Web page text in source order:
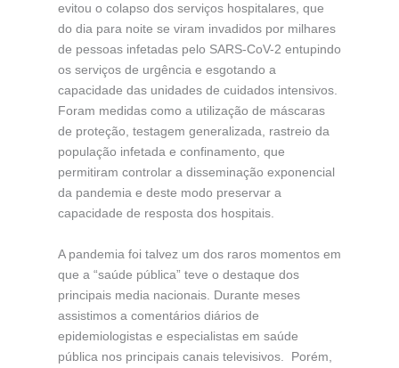
evitou o colapso dos serviços hospitalares, que
do dia para noite se viram invadidos por milhares
de pessoas infetadas pelo SARS-CoV-2 entupindo
os serviços de urgência e esgotando a
capacidade das unidades de cuidados intensivos.
Foram medidas como a utilização de máscaras
de proteção, testagem generalizada, rastreio da
população infetada e confinamento, que
permitiram controlar a disseminação exponencial
da pandemia e deste modo preservar a
capacidade de resposta dos hospitais.
A pandemia foi talvez um dos raros momentos em
que a “saúde pública” teve o destaque dos
principais media nacionais. Durante meses
assistimos a comentários diários de
epidemiologistas e especialistas em saúde
pública nos principais canais televisivos. Porém,